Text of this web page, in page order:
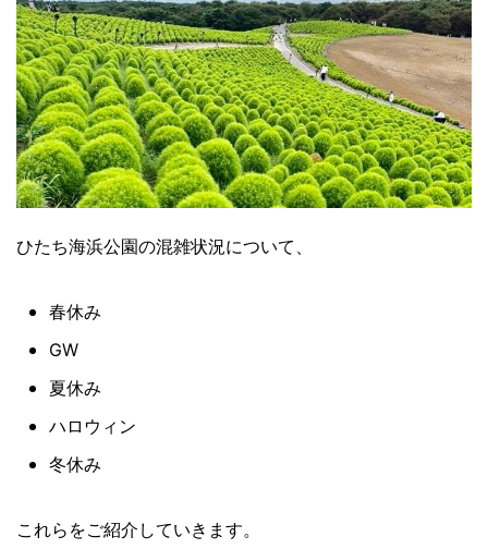
ひたち海浜公園の混雑状況について、
春休み
GW
夏休み
ハロウィン
冬休み
これらをご紹介していきます。